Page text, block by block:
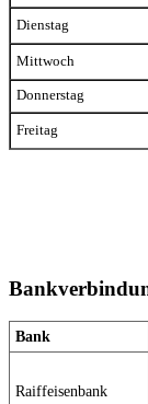
Dienstag
Mittwoch
Donnerstag
Freitag
Bank
Raiffeisenbank